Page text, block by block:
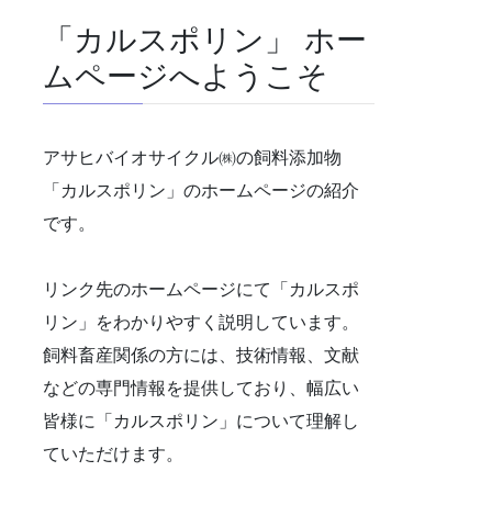
「カルスポリン」 ホー
ムページへようこそ
アサヒバイオサイクル㈱の飼料添加物
「カルスポリン」のホームページの紹介
です。
リンク先のホームページにて「カルスポ
リン」をわかりやすく説明しています。
飼料畜産関係の方には、技術情報、文献
などの専門情報を提供しており、幅広い
皆様に「カルスポリン」について理解し
ていただけます。